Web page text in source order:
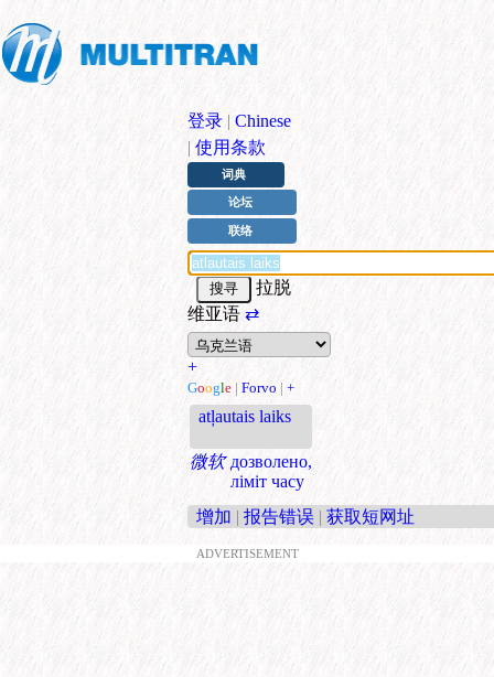
登录 | Chinese
| 使用条款
词典
论坛
联络
拉脱
维亚语 ⇄
+
Google | Forvo | +
atļautais laiks
微软 дозволено,
ліміт часу
增加 | 报告错误 | 获取短网址
ADVERTISEMENT